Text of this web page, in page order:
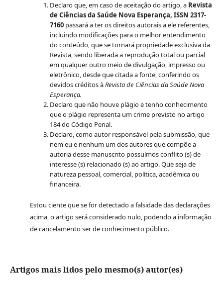
Declaro que, em caso de aceitação do artigo, a Revista
de Ciências da Saúde Nova Esperança, ISSN 2317-
7160passará a ter os direitos autorais a ele referentes,
incluindo modificações para o melhor entendimento
do conteúdo, que se tornará propriedade exclusiva da
Revista, sendo liberada a reprodução total ou parcial
em qualquer outro meio de divulgação, impresso ou
eletrônico, desde que citada a fonte, conferindo os
devidos créditos àRevista de Ciências da Saúde Nova
Esperança.
Declaro que não houve plágio e tenho conhecimento
que o plágio representa um crime previsto no artigo
184 do Código Penal.
Declaro, como autor responsável pela submissão, que
nem eu e nenhum um dos autores que compõe a
autoria desse manuscrito possuímos conflito (s) de
interesse (s) relacionado (s) ao artigo. Que seja de
natureza pessoal, comercial, política, acadêmica ou
financeira.
Estou ciente que se for detectado a falsidade das declarações
acima, o artigo será considerado nulo, podendo a informação
de cancelamento ser de conhecimento público.
Artigos mais lidos pelo mesmo(s) autor(es)